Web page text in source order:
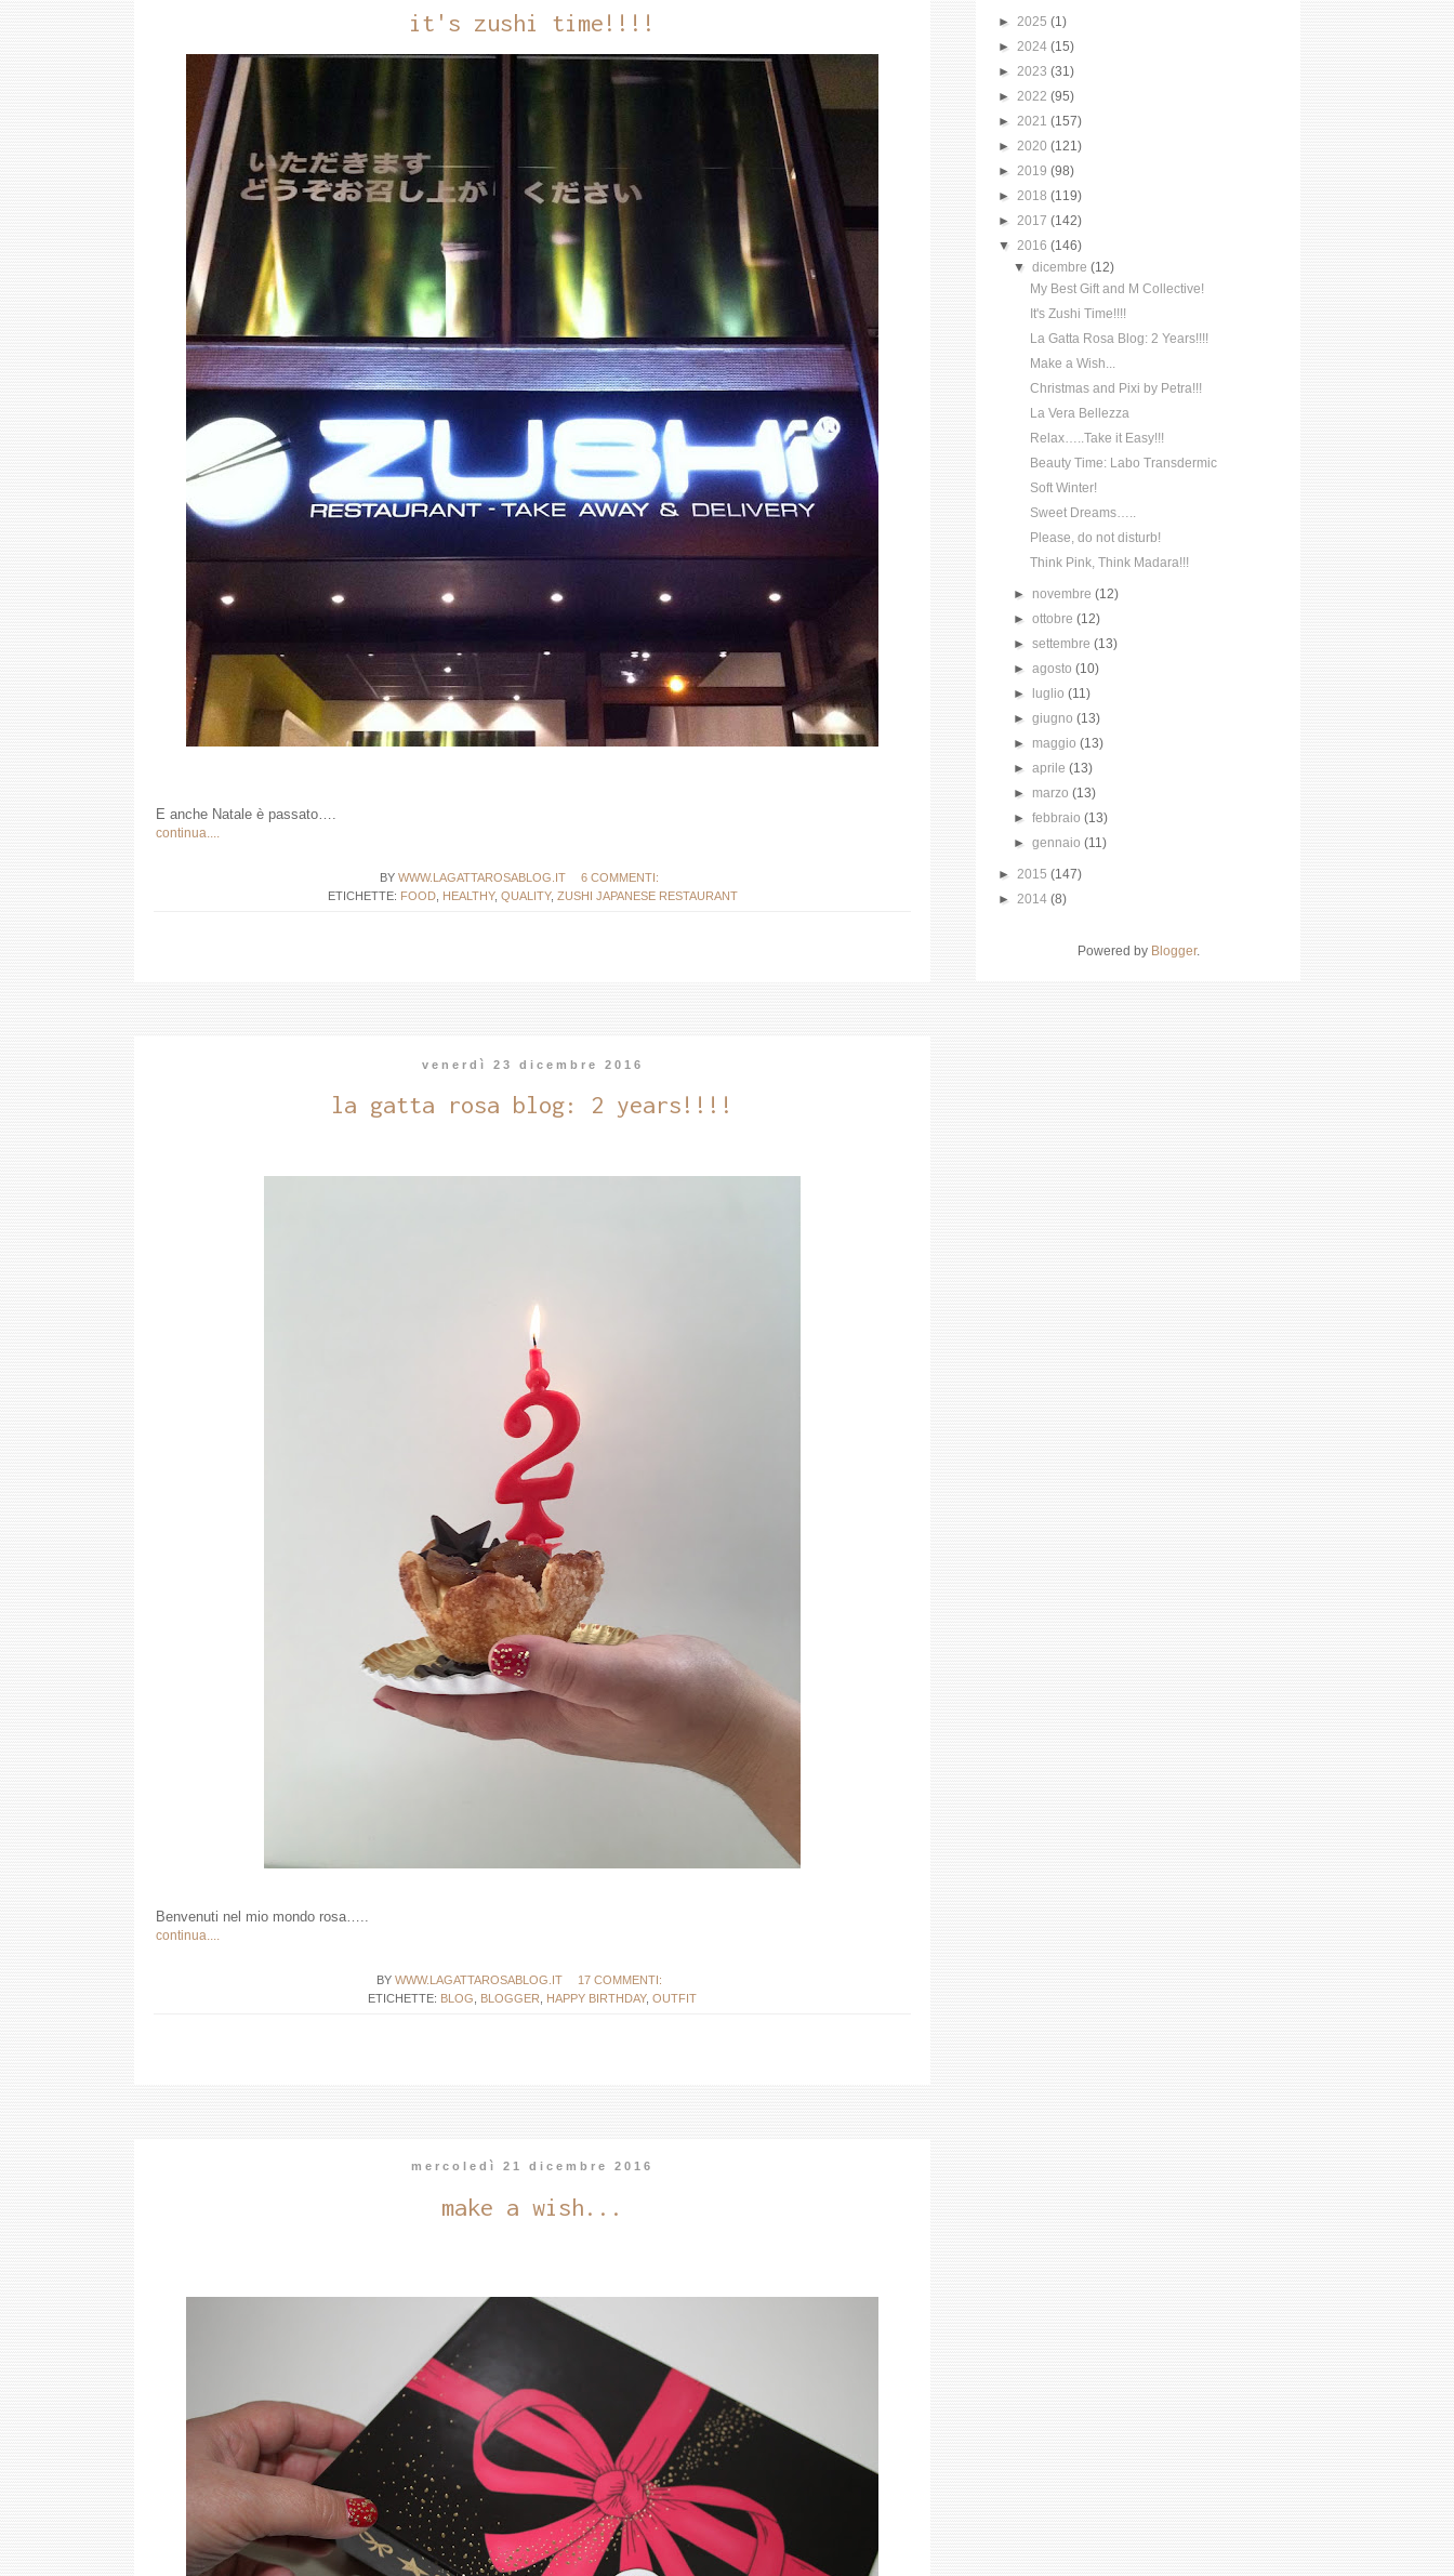
it's zushi time!!!!
E anche Natale è passato….
continua....
BY WWW.LAGATTAROSABLOG.IT
6 COMMENTI:
ETICHETTE: FOOD, HEALTHY, QUALITY, ZUSHI JAPANESE RESTAURANT
venerdì 23 dicembre 2016
la gatta rosa blog: 2 years!!!!
Benvenuti nel mio mondo rosa…..
continua....
BY WWW.LAGATTAROSABLOG.IT
17 COMMENTI:
ETICHETTE: BLOG BLOGGER HAPPY BIRTHDAY, OUTFIT
mercoledì 21 dicembre 2016
make a wish...
► 2025 (1)
► 2024 (15)
► 2023 (31)
► 2022 (95)
► 2021 (157)
► 2020 (121)
► 2019 (98)
► 2018 (119)
► 2017 (142)
▼ 2016 (146)
▼dicembre(12)
My Best Gift and M Collective!
It's Zushi Time!!!!
La Gatta Rosa Blog: 2 Years!!!!
Make a Wish...
Christmas and Pixi by Petra!!!
La Vera Bellezza
Relax…..Take it Easy!!!
Beauty Time: Labo Transdermic
Soft Winter!
Sweet Dreams…..
Please, do not disturb!
Think Pink, Think Madara!!!
► novembre(12)
►ottobre(12)
►settembre(13)
►agosto(10)
►
luglio(11)
►giugno(13)
► maggio(13)
►aprile(13)
► marzo(13)
►febbraio(13)
►gennaio(11)
► 2015 (147)
► 2014 (8)
Powered by Blogger.